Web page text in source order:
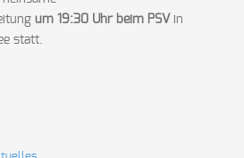
um 19:30 Uhr beim PSVin
statt.